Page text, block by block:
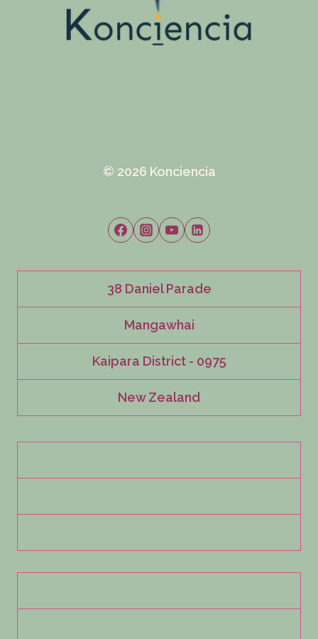
© 2026 Konciencia
38 Daniel Parade
Mangawhai
Kaipara District - 0975
New Zealand